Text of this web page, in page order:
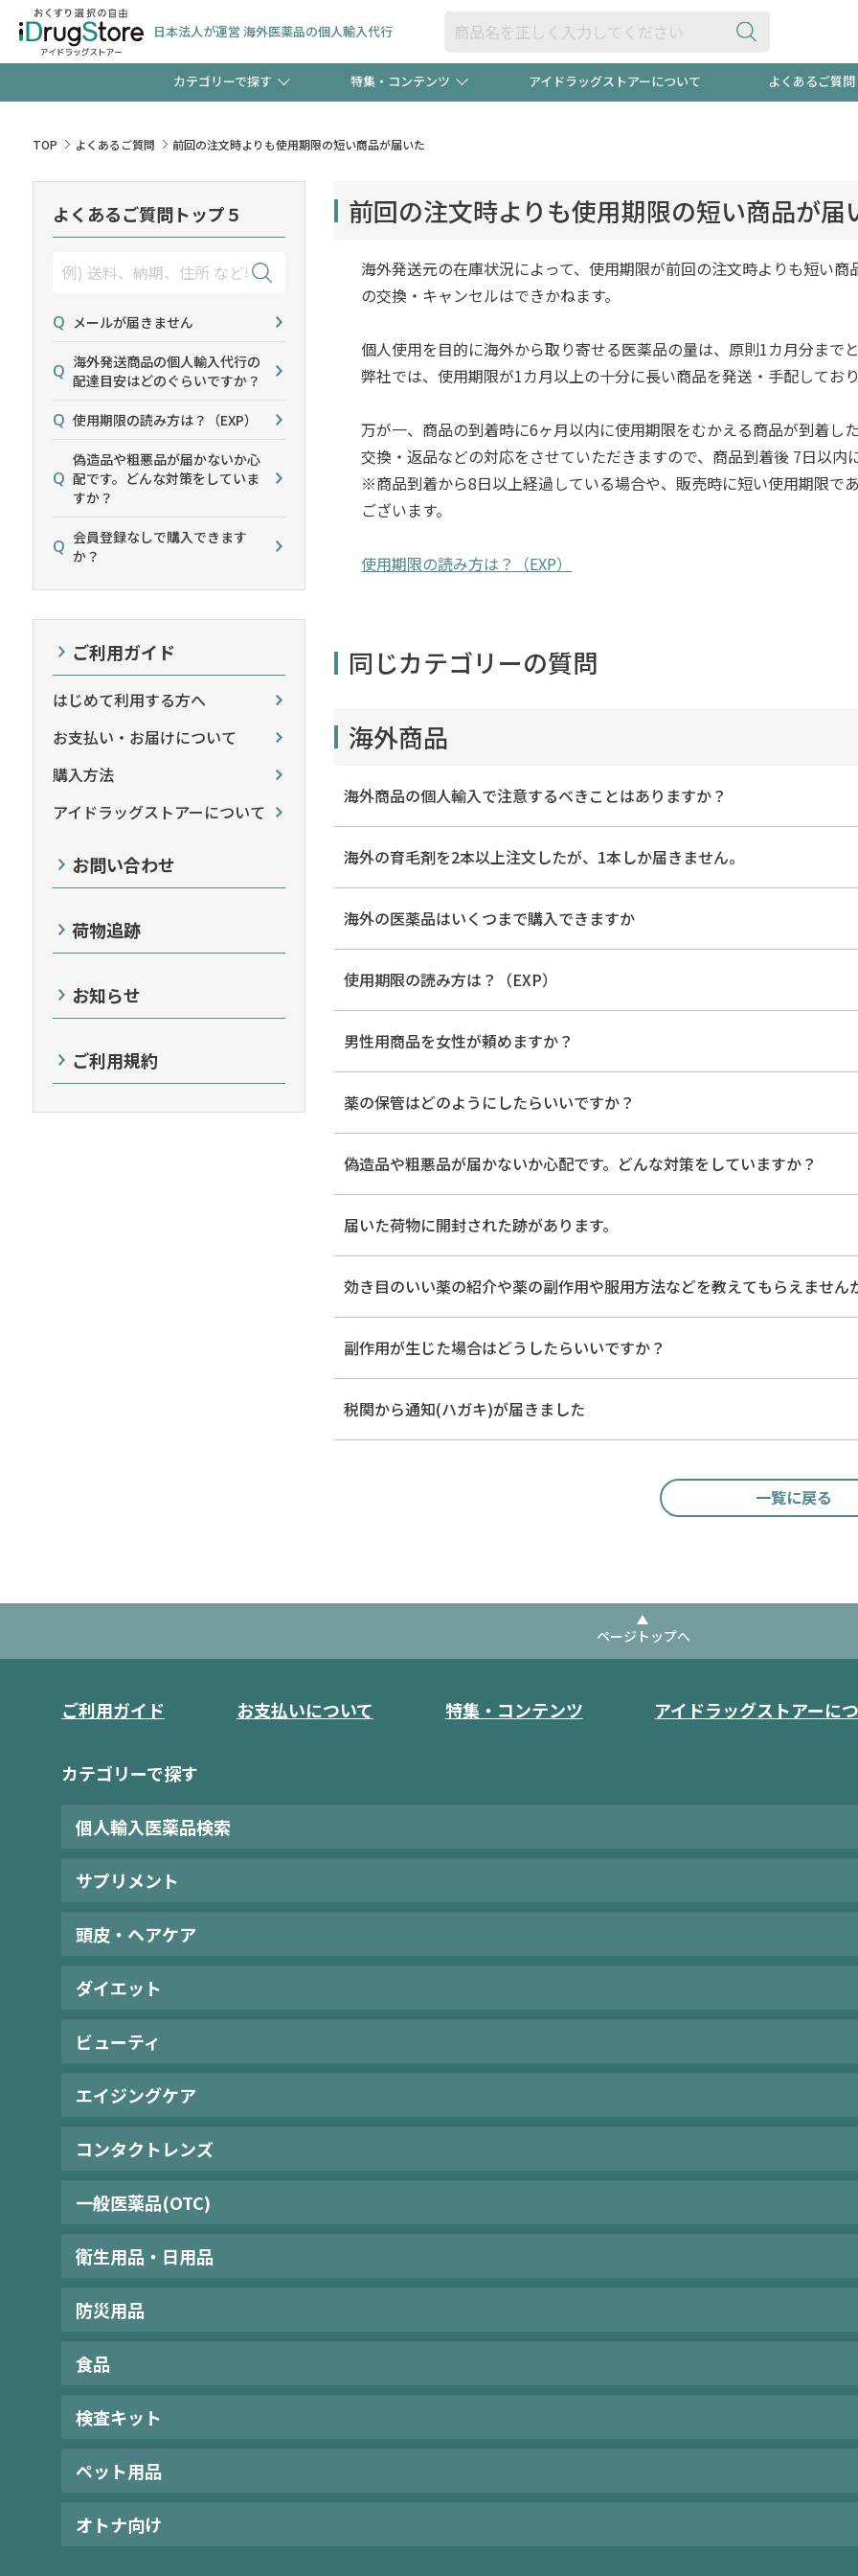
日本法人が運営 海外医薬品の個人輸入代行
カテゴリーで探す 特集・コンテンツ
【週末限定】新規会員登録ポイント2倍600円分プレ
当店スタッフが贈る音声プログラム 友だち
アイドラッグストアーについて よくあるご質問
TOP よくあるご質問 前回の注文時よりも使用期限の短い商品が届いた
前回の注文時よりも使用期限の短い商品が届
海外発送元の在庫状況によって、使用期限が前回の注文時よりも短い
の交換・キャンセルはできかねます。
個人使用を目的に海外から取り寄せる医薬品の量は、原則1カ月分まで
弊社では、使用期限が1カ月以上の十分に長い商品を発送・手配してお
万が一、商品の到着時に6ヶ月以内に使用期限をむかえる商品が到着し
交換・返品などの対応をさせていただきますので、商品到着後 7日以内
※商品到着から8日以上経過している場合や、販売時に短い使用期限で
ございます。
使用期限の読み方は？（EXP）
同じカテゴリーの質問
海外商品
海外商品の個人輸入で注意するべきことはありますか？
海外の育毛剤を2本以上注文したが、1本しか届きません。
海外の医薬品はいくつまで購入できますか
使用期限の読み方は？（EXP）
男性用商品を女性が頼めますか？
薬の保管はどのようにしたらいいですか？
偽造品や粗悪品が届かないか心配です。どんな対策をしていますか？
届いた荷物に開封された跡があります。
効き目のいい薬の紹介や薬の副作用や服用方法などを教えてもらえません
副作用が生じた場合はどうしたらいいですか？
税関から通知(ハガキ)が届きました
一覧に戻る
よくあるご質問トップ５
メールが届きません
海外発送商品の個人輸入代行の
配達目安はどのぐらいですか？
使用期限の読み方は？（EXP）
偽造品や粗悪品が届かないか心
配です。どんな対策をしていま
すか？
会員登録なしで購入できます
か？
ご利用ガイド
はじめて利用する方へ
お支払い・お届けについて
購入方法
アイドラッグストアーについて
お問い合わせ
荷物追跡
お知らせ
ご利用規約
ページトップへ
ご利用ガイド お支払いについて 特集・コンテンツ アイドラッグストアーに
カテゴリーで探す
個人輸入医薬品検索
サプリメント
頭皮・ヘアケア
ダイエット
ビューティ
エイジングケア
コンタクトレンズ
一般医薬品(OTC)
衛生用品・日用品
防災用品
食品
検査キット
ペット用品
オトナ向け